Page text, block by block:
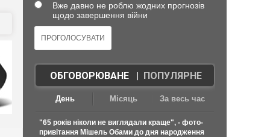
Вже давно не роблю жодних прогнозів
щодо завершення війни
ОБГОВОРЮВАНЕ| ПОПУЛЯРНЕ
День Місяць За весь час
"65 років ніколи не виглядали краще", - фото-
привітання Мішель Обами до дня народження